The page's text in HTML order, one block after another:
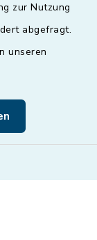
zur Nutzung
abgefragt.
unseren